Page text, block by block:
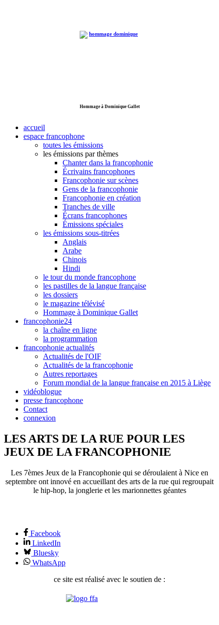
Hommage à Dominique Gallet
accueil
espace francophone
toutes les émissions
les émissions par thèmes
Chanter dans la francophonie
Écrivains francophones
Francophonie sur scènes
Gens de la francophonie
Francophonie en création
Tranches de ville
Écrans francophones
Émissions spéciales
les émissions sous-titrées
Anglais
Arabe
Chinois
Hindi
le tour du monde francophone
les pastilles de la langue française
les dossiers
le magazine télévisé
Hommage à Dominique Gallet
francophonie24
la chaîne en ligne
la programmation
francophonie actualités
Actualités de l'OIF
Actualités de la francophonie
Autres reportages
Forum mondial de la langue française en 2015 à Liège
vidéoblogue
presse francophone
Contact
connexion
LES ARTS DE LA RUE POUR LES
JEUX DE LA FRANCOPHONIE
Les 7èmes Jeux de la Francophonie qui se déroulaient à Nice en
septembre ont innové en accueillant des arts de la rue qui regroupait
le hip-hop, la jonglerie et les marionnettes géantes
Facebook
LinkedIn
Bluesky
WhatsApp
ce site est réalisé avec le soutien de :